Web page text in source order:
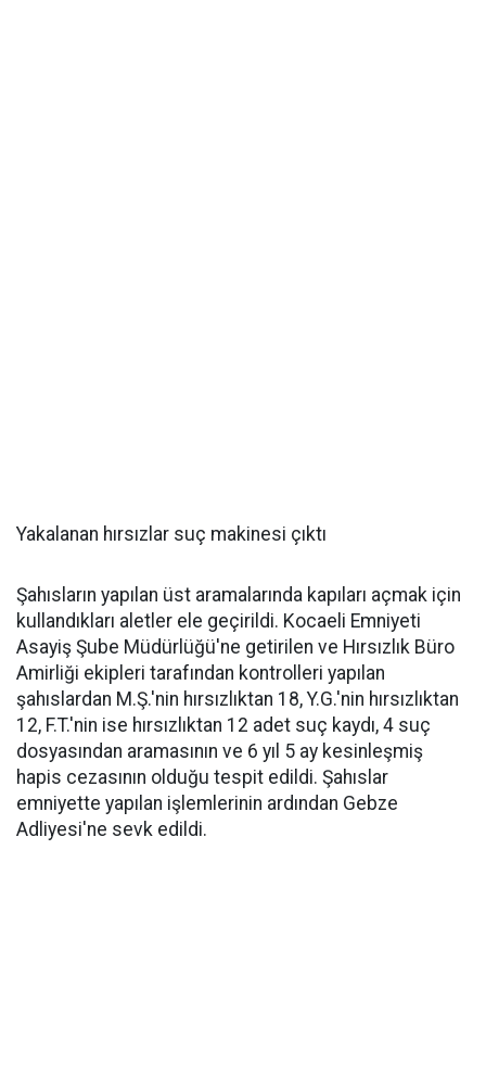
Yakalanan hırsızlar suç makinesi çıktı
Şahısların yapılan üst aramalarında kapıları açmak için
kullandıkları aletler ele geçirildi. Kocaeli Emniyeti
Asayiş Şube Müdürlüğü'ne getirilen ve Hırsızlık Büro
Amirliği ekipleri tarafından kontrolleri yapılan
şahıslardan M.Ş.'nin hırsızlıktan 18, Y.G.'nin hırsızlıktan
12, F.T.'nin ise hırsızlıktan 12 adet suç kaydı, 4 suç
dosyasından aramasının ve 6 yıl 5 ay kesinleşmiş
hapis cezasının olduğu tespit edildi. Şahıslar
emniyette yapılan işlemlerinin ardından Gebze
Adliyesi'ne sevk edildi.